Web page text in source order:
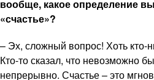
вообще, какое определение
«счастье»?
– Эх, сложный вопрос! Хоть кто-
Кто-то сказал, что невозможно
непрерывно. Счастье – это